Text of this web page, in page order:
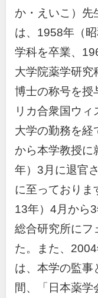
か・えいこ）先
は、1958年（
学科を卒業、
大学院薬学研究
博士の称号を授
リカ合衆国ウ
大学の勤務を経
から本学教授に
年）3月に退官
に至っておりま
13年）4月から
総合研究所にフ
た。また、
は、本学の監事
間、「日本薬学